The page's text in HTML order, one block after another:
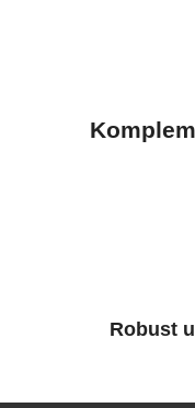
Robust